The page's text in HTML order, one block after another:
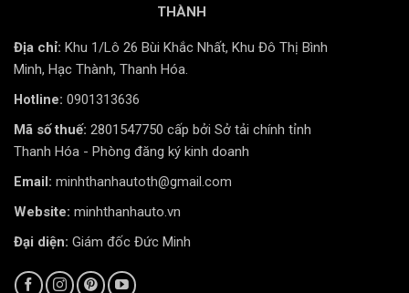
d. Thẩm mỹ cao cấp
hiện đại, trẻ trung của VinFast VF6.
Form thảm ôm sát, đẹp mắt như thảm theo xe.
3. Tại sao nên chọn thảm TPE cho VinFast VF6
Tiêu chí
Thảm nỉ truyền
Chống nước
THÀNH
Địa chỉ: Khu 1/Lô 26 Bùi Khắc Nhất, Khu Đô Thị Bình
Minh, Hạc Thành, Thanh Hóa.
Hotline: 0901313636
Mã số thuế: 2801547750 cấp bởi Sở tải chính tỉnh
Thanh Hóa - Phòng đăng ký kinh doanh
Email: minhthanhautoth@gmail.com
Website: minhthanhauto.vn
Đại diện: Giám đốc Đức Minh